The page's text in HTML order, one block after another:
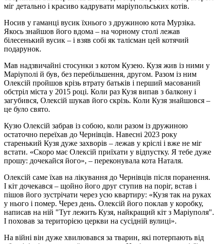
міг детально і красиво кадрувати маріупольських котів.
Носив у гаманці вусик їхнього з дружиною кота Мурзіка.
Якось знайшов його вдома – на чорному столі лежав
білесенький вусик – і взяв собі як талісман цей котячий
подарунок.
Мав надзвичайні стосунки з котом Кузею. Кузя жив із ними у
Маріуполі й був, без перебільшення, другом. Разом із ним
Олексій пройшов крізь втрату батьків і перший масований
обстріл міста у 2015 році. Коли раз Кузя випав з балкону і
загубився, Олексій шукав його скрізь. Коли Кузя знайшовся –
це було свято.
Кузю Олексій забрав із собою, коли разом із дружиною
остаточно переїхав до Чернівців. Навесні 2023 року
старенький Кузя дуже захворів – лежав у кріслі і вже не міг
встати. «Скоро має Олексій приїхати у відпустку. Я тебе дуже
прошу: дочекайся його», – переконувала кота Наталя.
Олексій саме їхав на лікування до Чернівців після поранення.
І кіт дочекався – щойно його друг ступив на поріг, встав і
пішов його зустрічати через усю квартиру: «Кузя так на руках
у нього і помер. Через день. Олексій його поклав у коробку,
написав на ній "Тут лежить Кузя, найкращий кіт з Маріуполя".
І поховав за територією церкви на сусідній вулиці».
На війні він дуже хвилювався за тварин, які потерпають від